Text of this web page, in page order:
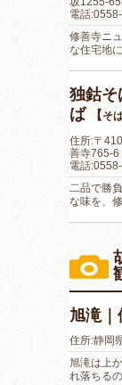
電話
修善寺ニ
な住宅地
独鈷そ
ば
【そ
住所:〒
善寺765-6
電話
二品で勝
な味を、
旭滝
住所:静岡
旭滝は上
れ落ちる